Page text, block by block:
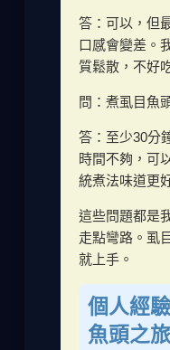
答：可以，但
口感會變差。
質鬆散，不好
問：煮虱目魚
答：至少30分
時間不夠，可
統煮法味道更
這些問題都是
走點彎路。虱
就上手。
個人經
魚頭之旅